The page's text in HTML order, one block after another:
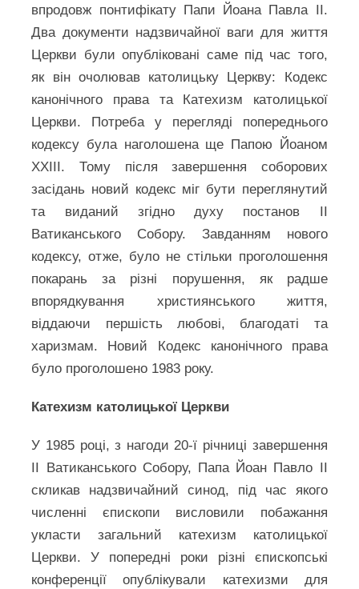
впродовж понтифікату Папи Йоана Павла ІІ.
Два документи надзвичайної ваги для життя
Церкви були опубліковані саме під час того,
як він очолював католицьку Церкву: Кодекс
канонічного права та Катехизм католицької
Церкви. Потреба у перегляді попереднього
кодексу була наголошена ще Папою Йоаном
XXIII. Тому після завершення соборових
засідань новий кодекс міг бути переглянутий
та виданий згідно духу постанов ІІ
Ватиканського Собору. Завданням нового
кодексу, отже, було не стільки проголошення
покарань за різні порушення, як радше
впорядкування християнського життя,
віддаючи першість любові, благодаті та
харизмам. Новий Кодекс канонічного права
було проголошено 1983 року.
Катехизм католицької Церкви
У 1985 році, з нагоди 20-ї річниці завершення
ІІ Ватиканського Собору, Папа Йоан Павло ІІ
скликав надзвичайний синод, під час якого
численні єпископи висловили побажання
укласти загальний катехизм католицької
Церкви. У попередні роки різні єпископські
конференції опублікували катехизми для